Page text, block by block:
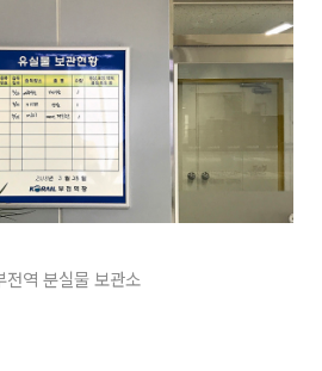
전역 분실물 보관소